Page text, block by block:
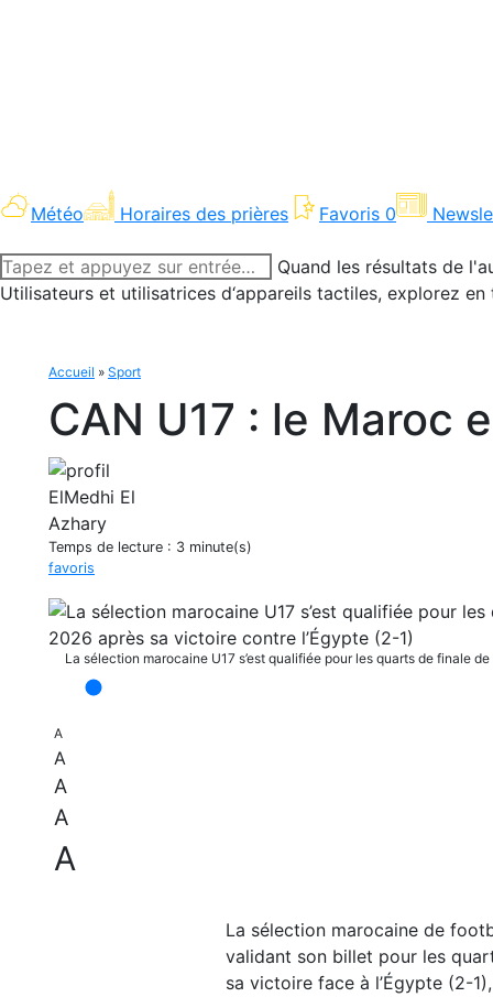
Météo Horaires des prières Favoris 0
Recherche
:
Quand les résultats de
Utilisateurs et utilisatrices d‘appareils tactiles, explorez
Accueil » Sport
CAN U17 : le Maroc
Temps de lecture : 3 minute(s)
favoris
La sélection marocaine U17 s’est qualifiée pour les quarts de finale
A
A
A
A
A
La sélection marocaine de
validant son billet pour les
sa victoire face à l’Égypte (2-